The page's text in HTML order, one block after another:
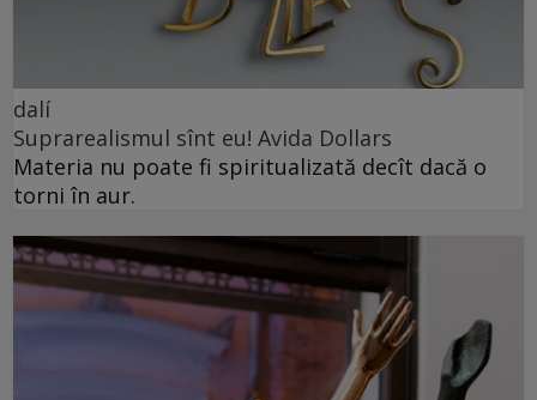
dalí
Suprarealismul sînt eu! Avida Dollars
Materia nu poate fi spiritualizată decît dacă o
torni în aur.